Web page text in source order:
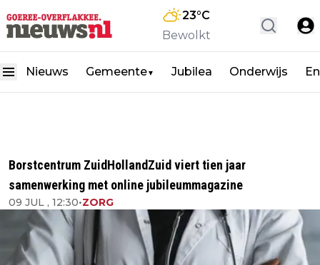
23°C
Bewolkt
Nieuws Gemeente▼ Jubilea Onderwijs
Borstcentrum ZuidHollandZuid viert tien jaar
samenwerking met online jubileummagazine
09 JUL , 12:30•ZORG